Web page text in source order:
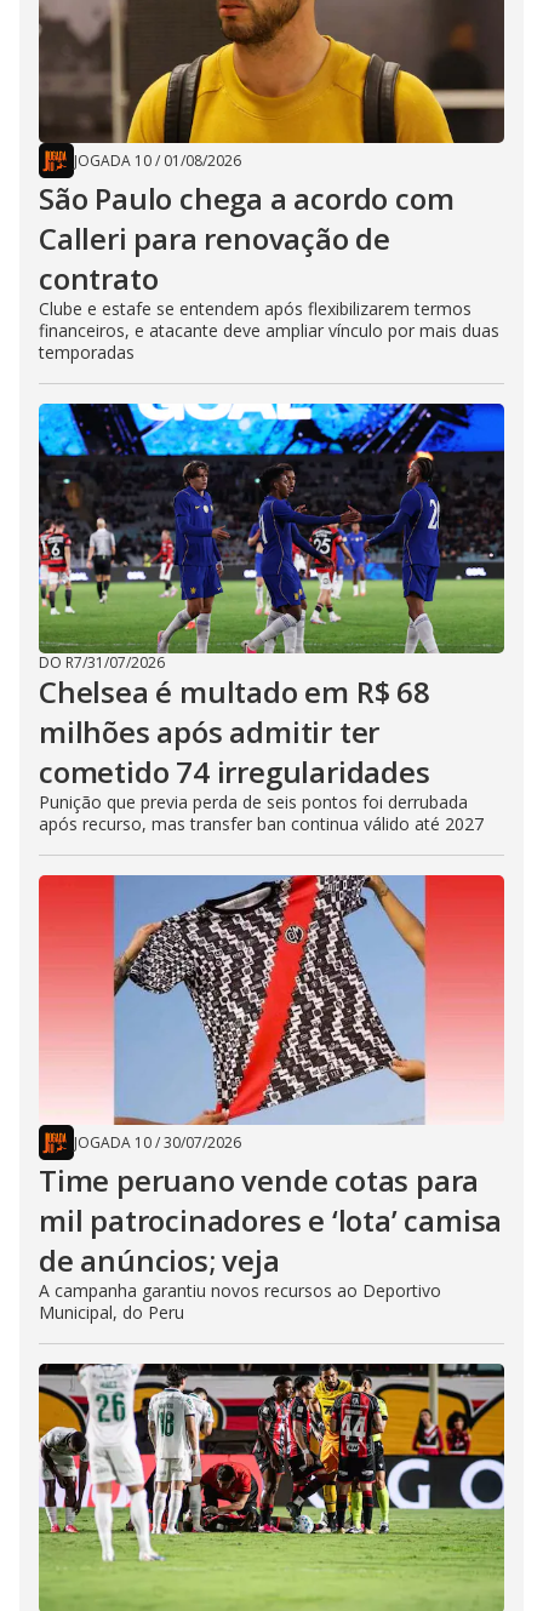
JOGADA 10/ 01/08/2026
São Paulo chega a acordo com
Calleri para renovação de
contrato
Clube e estafe se entendem após flexibilizarem termos
financeiros, e atacante deve ampliar vínculo por mais duas
temporadas
DO R7/31/07/2026
Chelsea é multado em R$ 68
milhões após admitir ter
cometido 74 irregularidades
Punição que previa perda de seis pontos foi derrubada
após recurso, mas transfer ban continua válido até 2027
JOGADA 10/30/07/2026
Time peruano vende cotas para
mil patrocinadores e ‘lota’ camisa
de anúncios; veja
A campanha garantiu novos recursos ao Deportivo
Municipal, do Peru